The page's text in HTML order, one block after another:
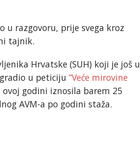
u razgovoru, prije svega kroz
tajnik.
Hrvatske (SUH) koji je još u
u peticiju “Veće mirovine
godini iznosila barem 25
AVM-a po godini staža.